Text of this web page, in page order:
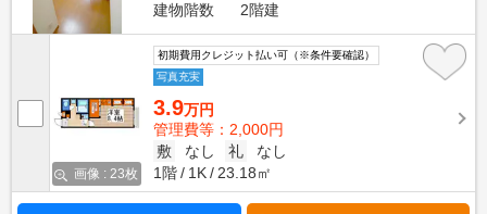
建物階数
2階建
画像 : 23枚
初期費用クレジット払い可（※条件要確認）
写真充実
3.9万円
管理費等：2,000円
敷
なし 礼
なし
1階
1K 23.18㎡